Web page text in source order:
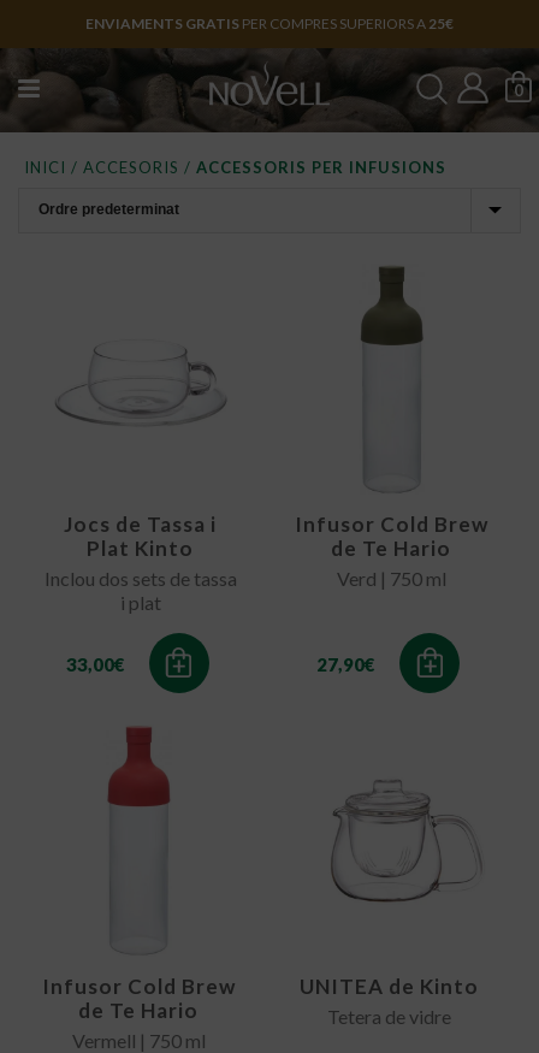
ENVIAMENTS GRATIS PER COMPRES SUPERIORS A 25€
0
INICI / ACCESORIS / ACCESSORIS PER INFUSIONS
33,00€
Jocs de Tassa i
Plat Kinto
Inclou dos sets de tassa
i plat
27,90€
Infusor Cold Brew
de Te Hario
Verd | 750 ml
Infusor Cold Brew
de Te Hario
Vermell | 750 ml
UNITEA de Kinto
Tetera de vidre